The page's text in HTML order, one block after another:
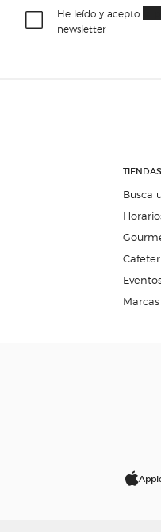
He leído y acepto
newsletter
TIENDAS
Busca
Marcas